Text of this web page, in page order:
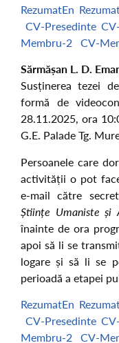
RezumatEn
CV-Presedinte
Membru-2 CV-
Sărmășan L. D.
Susținerea tezei
formă de
28.11.2025, ora
G.E. Palade Tg.
Persoanele care
activității o pot
e-mail către
Științe Umaniste și
înainte de ora
apoi să li se
logare și să li se
perioadă a etapei
RezumatEn
CV-Presedinte
Membru-2 CV-